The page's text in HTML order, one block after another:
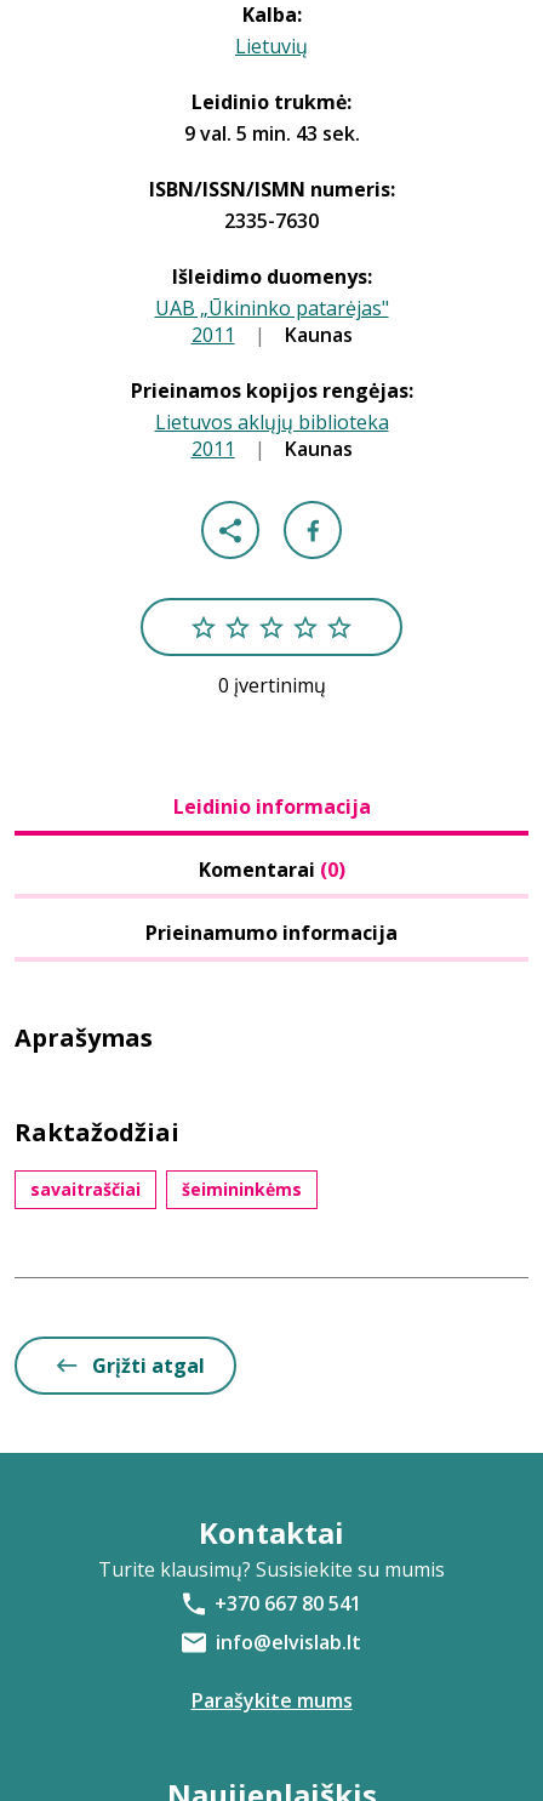
Kalba:
Lietuvių
Leidinio trukmė:
9 val. 5 min. 43 sek.
ISBN/ISSN/ISMN numeris:
2335-7630
Išleidimo duomenys:
UAB „Ūkininko patarėjas"
2011 | Kaunas
Prieinamos kopijos rengėjas:
Lietuvos aklųjų biblioteka
2011 | Kaunas
0 įvertinimų
Leidinio informacija
Komentarai (0)
Prieinamumo informacija
Aprašymas
Raktažodžiai
savaitraščiai šeimininkėms
Grįžti atgal
Kontaktai
Turite klausimų? Susisiekite su mumis
+370 667 80 541
info@elvislab.lt
Parašykite mums